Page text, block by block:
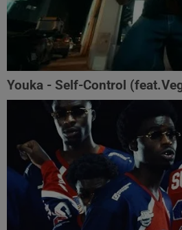
Youka - Self-Control